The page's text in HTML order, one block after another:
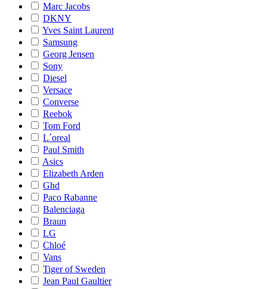
Marc Jacobs
DKNY
Yves Saint Laurent
Samsung
Georg Jensen
Sony
Diesel
Versace
Converse
Reebok
Tom Ford
L´oreal
Paul Smith
Asics
Elizabeth Arden
Ghd
Paco Rabanne
Balenciaga
Braun
LG
Chloé
Vans
Tiger of Sweden
Jean Paul Gaultier